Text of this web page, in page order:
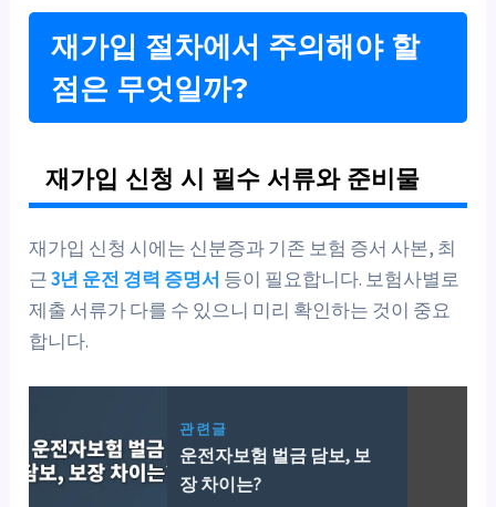
재가입 절차에서 주의해야 할
점은 무엇일까?
재가입 신청 시 필수 서류와 준비물
재가입 신청 시에는 신분증과 기존 보험 증서 사본, 최
근3년 운전 경력 증명서 등이 필요합니다. 보험사별로
제출 서류가 다를 수 있으니 미리 확인하는 것이 중요
합니다.
관련글
운전자보험 벌금 담보, 보
장 차이는?